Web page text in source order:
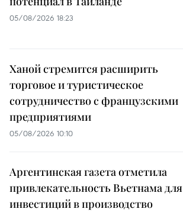
05/08/2026 18:23
Ханой стремится расширить
торговое и туристическое
сотрудничество с французскими
предприятиями
05/08/2026 10:10
Аргентинская газета отметила
привлекательность Вьетнама для
инвестиций в производство